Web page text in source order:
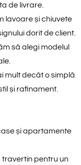
de livrare.
lavoare și chiuvete
dorit de client.
să alegi modelul
mult decât o simplă
și rafinament.
și apartamente
travertin pentru un